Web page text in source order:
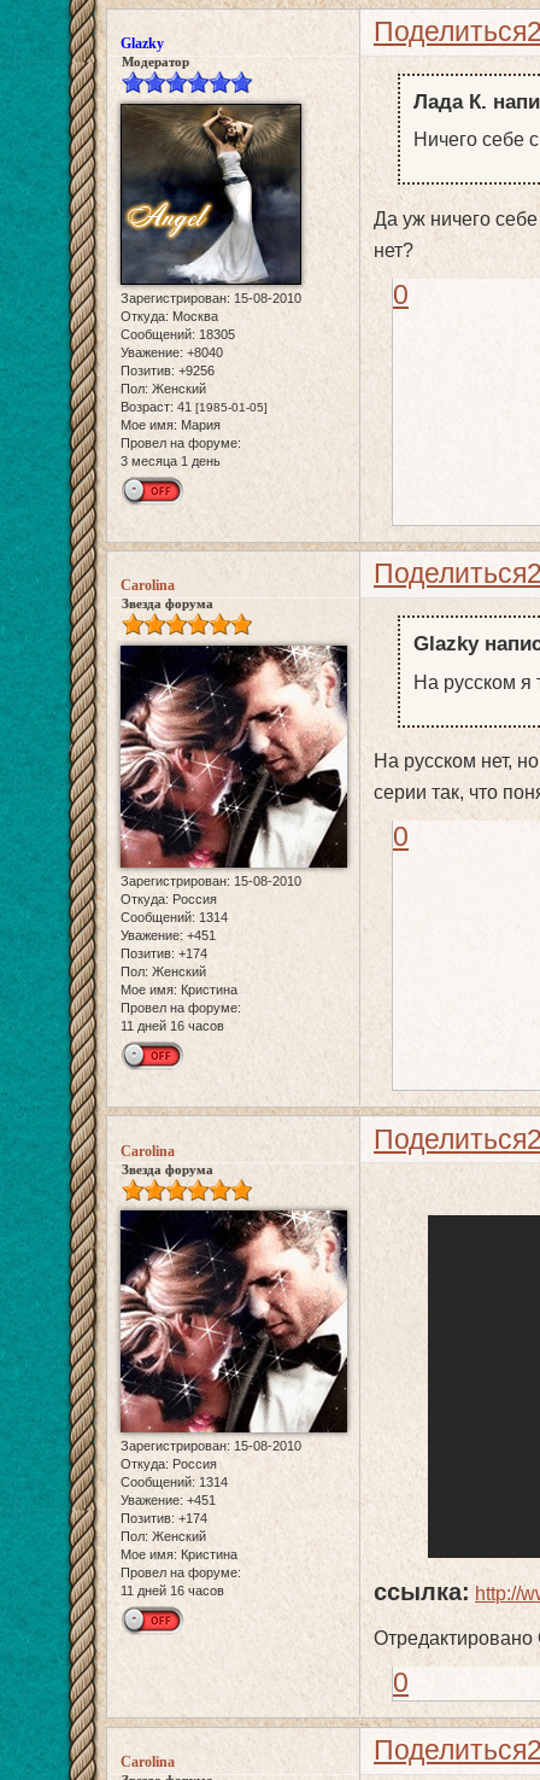
Поделиться
Glazky
Модератор
Зарегистрирован: 15-08-2010
Откуда: Москва
Сообщений: 18305
Уважение: +8040
Позитив: +9256
Пол: Женский
Возраст: 41[1985-01-05]
Мое имя: Мария
Провел на форуме:
3 месяца 1 день
Лада К.
Ничего себе
Да уж ничего
нет?
0
Поделиться
Carolina
Звезда форума
Зарегистрирован: 15-08-2010
Откуда: Россия
Сообщений: 1314
Уважение: +451
Позитив: +174
Пол: Женский
Мое имя: Кристина
Провел на форуме:
11 дней 16 часов
Glazky
На русском я
На русском нет,
серии так, что
0
Поделиться
Carolina
Звезда форума
Зарегистрирован: 15-08-2010
Откуда: Россия
Сообщений: 1314
Уважение: +451
Позитив: +174
Пол: Женский
Мое имя: Кристина
Провел на форуме:
11 дней 16 часов
ссылка: http://
0
Поделиться
Carolina